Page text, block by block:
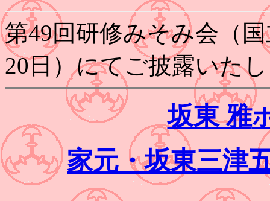
第49回研修みそみ会（
20日）にてご披露いた
坂東 雅
家元・坂東三津